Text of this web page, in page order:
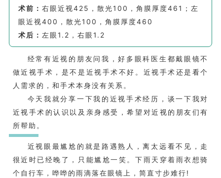
术前： 右眼近视425，散光100，角膜厚度461；左
眼近视400，散光100，角膜厚度460
术后： 左眼1.2，右眼1.2
经常有近视的朋友问我，好多眼科医生都戴眼镜不
做近视手术，是不是近视手术不好。近视手术还是看个
人需求的，和手术本身没有关系。
今天我就分享一下我的近视手术经历，谈一下我对
近视手术的认识以及亲身感受，希望对近视的朋友们有
所帮助。
近视眼最尴尬的就是路遇熟人，离太远看不见，走
很近时已经晚了，只能尴尬一笑。下雨天穿着雨衣想骑
个自行车，哗哗的雨滴落在眼镜上，简直寸步难行!